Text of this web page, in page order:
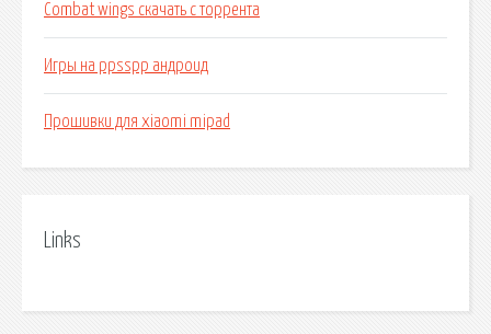
Combat wings скачать с торрента
Игры на ppsspp андроид
Прошивки для xiaomi mipad
Links